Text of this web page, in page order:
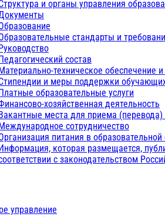
и органы управления
стандарты и
Руководство
Педагогический состав
техническое обеспечение
и меры поддержки
Платные образовательные услуги
хозяйственная деятельность
Вакантные места для приема
сотрудничество
питания в образовательной
Информация, которая размещается,
с законодательством
управление